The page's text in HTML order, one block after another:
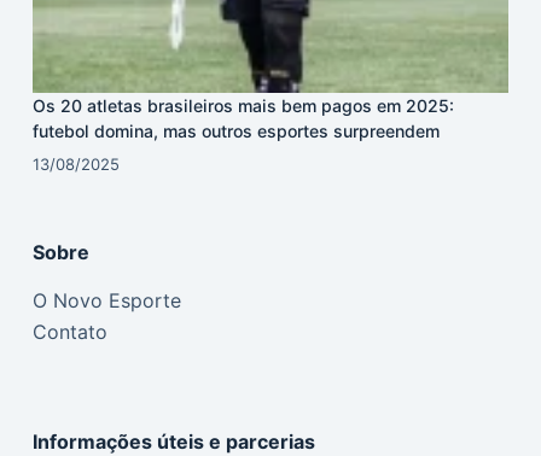
Os 20 atletas brasileiros mais bem pagos em 2025:
futebol domina, mas outros esportes surpreendem
13/08/2025
Sobre
O Novo Esporte
Contato
Informações úteis e parcerias